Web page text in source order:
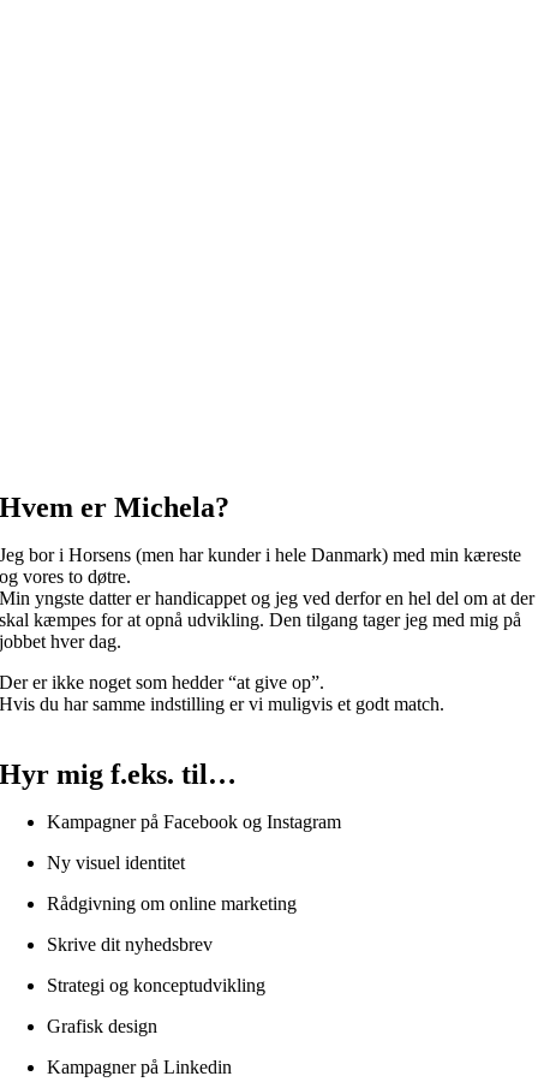
Hvem er Michela?
Jeg bor i Horsens (men har kunder i hele Danmark) med min kæreste
og vores to døtre.
Min yngste datter er handicappet og jeg ved derfor en hel del om at der
skal kæmpes for at opnå udvikling. Den tilgang tager jeg med mig på
jobbet hver dag.
Der er ikke noget som hedder “at give op”.
Hvis du har samme indstilling er vi muligvis et godt match.
Hyr mig f.eks. til…
Kampagner på Facebook og Instagram
Ny visuel identitet
Rådgivning om online marketing
Skrive dit nyhedsbrev
Strategi og konceptudvikling
Grafisk design
Kampagner på Linkedin